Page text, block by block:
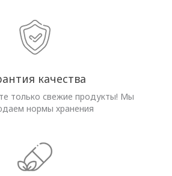
качества
только свежие продукты! Мы
нормы хранения